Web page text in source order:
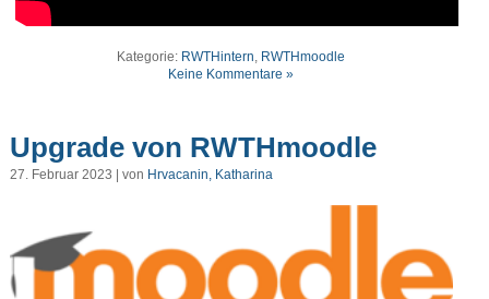
Kategorie: RWTHintern RWTHmoodle
Keine Kommentare »
Upgrade von RWTHmoodle
27. Februar 2023 | von Hrvacanin, Katharina